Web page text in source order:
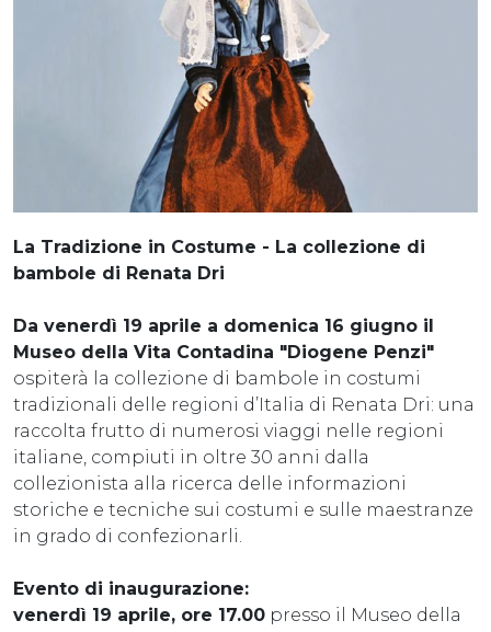
La Tradizione in Costume - La collezione di
bambole di Renata Dri
Da venerdì 19 aprile a domenica 16 giugno il
Museo della Vita Contadina "Diogene Penzi"
ospiterà la collezione di bambole in costumi
tradizionali delle regioni d’Italia di Renata Dri: una
raccolta frutto di numerosi viaggi nelle regioni
italiane, compiuti in oltre 30 anni dalla
collezionista alla ricerca delle informazioni
storiche e tecniche sui costumi e sulle maestranze
in grado di confezionarli.
Evento di inaugurazione:
venerdì 19 aprile, ore 17.00 presso il Museo della